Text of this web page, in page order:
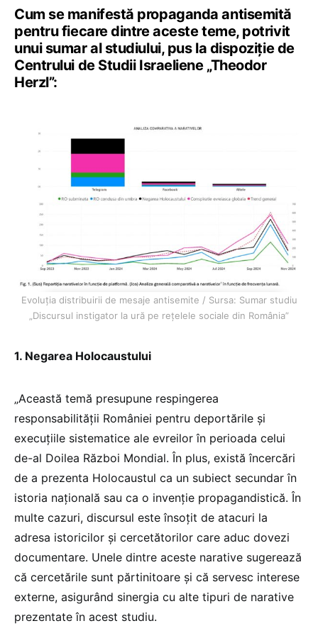
Cum se manifestă propaganda antisemită
pentru fiecare dintre aceste teme, potrivit
unui sumar al studiului, pus la dispoziție de
Centrului de Studii Israeliene „Theodor
Herzl”:
Evoluția distribuirii de mesaje antisemite / Sursa: Sumar studiu
„Discursul instigator la ură pe rețelele sociale din România”
1. Negarea Holocaustului
„Această temă presupune respingerea
responsabilității României pentru deportările și
execuțiile sistematice ale evreilor în perioada celui
de-al Doilea Război Mondial. În plus, există încercări
de a prezenta Holocaustul ca un subiect secundar în
istoria națională sau ca o invenție propagandistică. În
multe cazuri, discursul este însoțit de atacuri la
adresa istoricilor și cercetătorilor care aduc dovezi
documentare. Unele dintre aceste narative sugerează
că cercetările sunt părtinitoare și că servesc interese
externe, asigurând sinergia cu alte tipuri de narative
prezentate în acest studiu.